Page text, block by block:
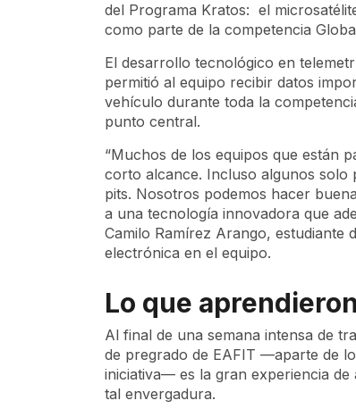
del Programa Kratos: el
como parte de la competencia
El desarrollo tecnológico en
permitió al equipo recibir datos
vehículo durante toda la
punto central.
“Muchos de los equipos que están
corto alcance. Incluso algunos solo
pits. Nosotros podemos hacer
a una tecnología innovadora que
Camilo Ramírez Arango, estudiante
electrónica en el equipo.
Lo que
Al final de una semana intensa de
de pregrado de EAFIT —aparte de
iniciativa— es la gran experiencia
tal envergadura.